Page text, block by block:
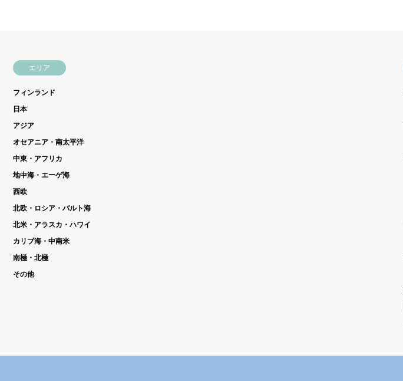
エリア
フィンランド
日本
アジア
オセアニア・南太平洋
中東・アフリカ
地中海・エーゲ海
西欧
北欧・ロシア・バルト海
北米・アラスカ・ハワイ
カリブ海・中南米
南極・北極
その他